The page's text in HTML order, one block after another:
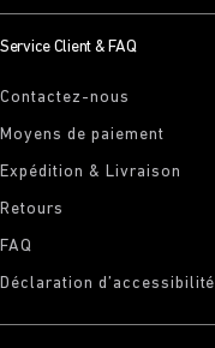
Service Client & FAQ
Contactez-nous
Moyens de paiement
Expédition & Livraison
Retours
FAQ
Déclaration d’accessibilité